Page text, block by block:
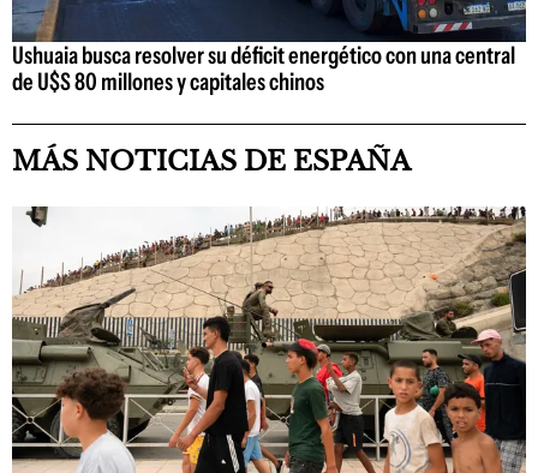
Ushuaia busca resolver su déficit energético con una central
de U$S 80 millones y capitales chinos
MÁS NOTICIAS DE ESPAÑA